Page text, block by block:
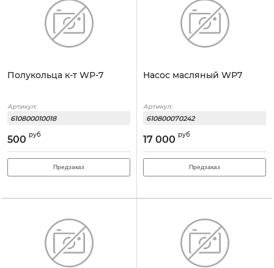
Полукольца к-т WP-7
Артикул:
610800010018
500 руб
Предзаказ
Насос масляный WP7
Артикул:
610800070242
17 000 руб
Предзаказ